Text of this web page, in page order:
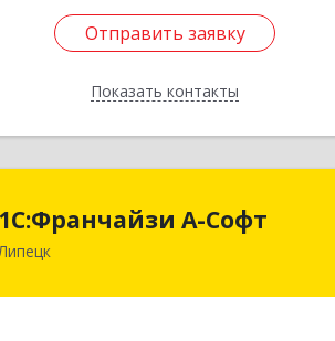
Отправить заявку
Показать контакты
Отправить заявку
Назад
1С:Франчайзи А-Софт
Липецк
1С:Франчайзи А-Софт
398059, Липецкая обл, Липецк г,